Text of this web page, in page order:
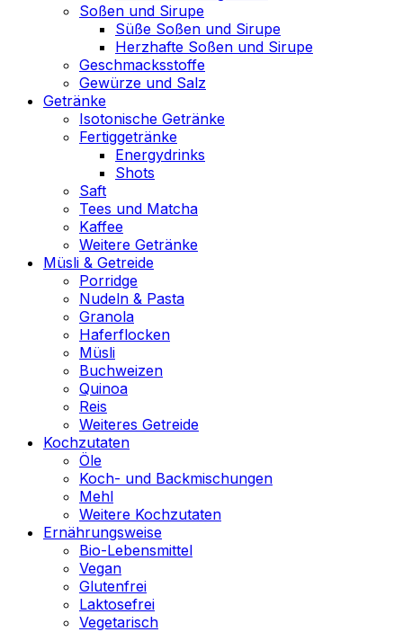
Soßen und Sirupe
Süße Soßen und Sirupe
Herzhafte Soßen und Sirupe
Geschmacksstoffe
Gewürze und Salz
Getränke
Isotonische Getränke
Fertiggetränke
Energydrinks
Shots
Saft
Tees und Matcha
Kaffee
Weitere Getränke
Müsli & Getreide
Porridge
Nudeln & Pasta
Granola
Haferflocken
Müsli
Buchweizen
Quinoa
Reis
Weiteres Getreide
Kochzutaten
Öle
Koch- und Backmischungen
Mehl
Weitere Kochzutaten
Ernährungsweise
Bio-Lebensmittel
Vegan
Glutenfrei
Laktosefrei
Vegetarisch